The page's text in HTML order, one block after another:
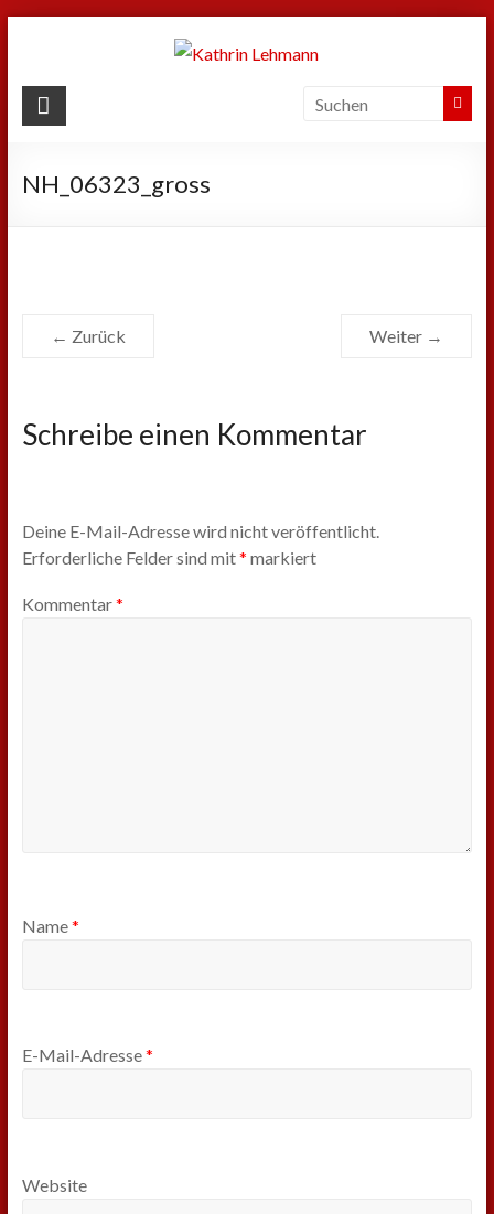
springen
Kathrin
Sport
NH_06323_gross
← Zurück Weiter →
Schreibe einen Kommentar
Deine E-Mail-Adresse wird nicht veröffentlicht.
Erforderliche Felder sind mit* markiert
Kommentar*
Name*
E-Mail-Adresse*
Website